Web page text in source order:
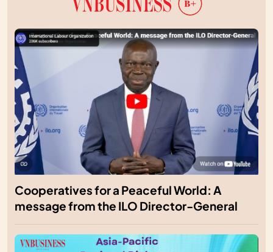
Cooperatives for a Peaceful World: A
message from the ILO Director-General